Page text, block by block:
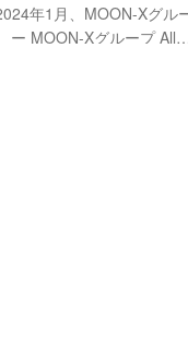
年1月、MOON-Xグル
ー MOON-Xグループ All